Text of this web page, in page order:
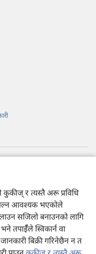
र त्यस्तै अरू प्रविधि
चल्न आवश्यक भएकोले
सजिलो बनाउनको लागि
तपाईँले स्विकार्न वा
बिक्री गरिनेछैन न त